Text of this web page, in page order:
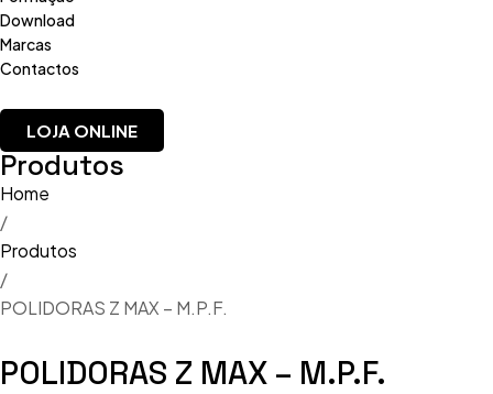
Download
Marcas
Contactos
LOJA ONLINE
Produtos
Home
/
Produtos
/
POLIDORAS Z MAX – M.P.F.
POLIDORAS Z MAX – M.P.F.